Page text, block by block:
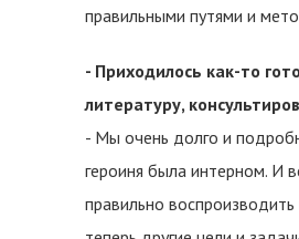
правильными путями и
- Приходилось как-то
литературу,
- Мы очень долго и
героиня была интерном. И
правильно